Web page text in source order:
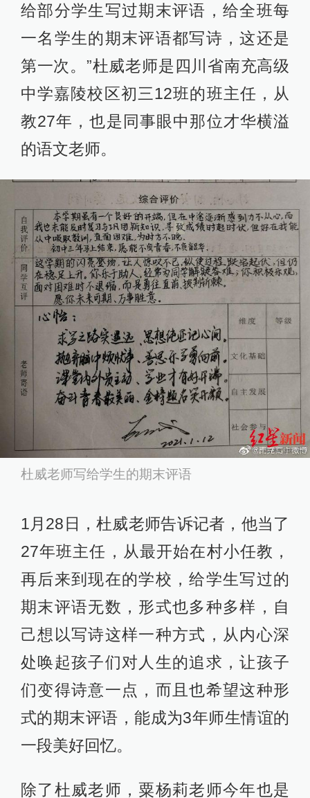
给部分学生写过期末评语，给全班每
一名学生的期末评语都写诗，这还是
第一次。”杜威老师是四川省南充高级
中学嘉陵校区初三12班的班主任，从
教27年，也是同事眼中那位才华横溢
的语文老师。
杜威老师写给学生的期末评语
1月28日，杜威老师告诉记者，他当了
27年班主任，从最开始在村小任教，
再后来到现在的学校，给学生写过的
期末评语无数，形式也多种多样，自
己想以写诗这样一种方式，从内心深
处唤起孩子们对人生的追求，让孩子
们变得诗意一点，而且也希望这种形
式的期末评语，能成为3年师生情谊的
一段美好回忆。
除了杜威老师，粟杨莉老师今年也是